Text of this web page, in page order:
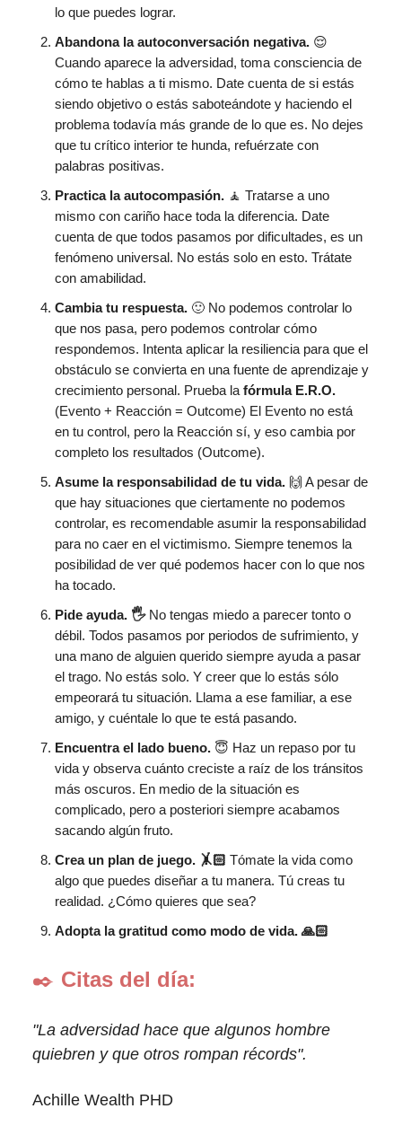
lo que puedes lograr.
Abandona la autoconversación negativa. 😌
Cuando aparece la adversidad, toma consciencia de
cómo te hablas a ti mismo. Date cuenta de si estás
siendo objetivo o estás saboteándote y haciendo el
problema todavía más grande de lo que es. No dejes
que tu crítico interior te hunda, refuérzate con
palabras positivas.
Practica la autocompasión. 🧘 Tratarse a uno
mismo con cariño hace toda la diferencia. Date
cuenta de que todos pasamos por dificultades, es un
fenómeno universal. No estás solo en esto. Trátate
con amabilidad.
Cambia tu respuesta. 🙂 No podemos controlar lo
que nos pasa, pero podemos controlar cómo
respondemos. Intenta aplicar la resiliencia para que el
obstáculo se convierta en una fuente de aprendizaje y
crecimiento personal. Prueba la fórmula E.R.O.
(Evento + Reacción = Outcome) El Evento no está
en tu control, pero la Reacción sí, y eso cambia por
completo los resultados (Outcome).
Asume la responsabilidad de tu vida. 🙌 A pesar de
que hay situaciones que ciertamente no podemos
controlar, es recomendable asumir la responsabilidad
para no caer en el victimismo. Siempre tenemos la
posibilidad de ver qué podemos hacer con lo que nos
ha tocado.
Pide ayuda. 🖐️No tengas miedo a parecer tonto o
débil. Todos pasamos por periodos de sufrimiento, y
una mano de alguien querido siempre ayuda a pasar
el trago. No estás solo. Y creer que lo estás sólo
empeorará tu situación. Llama a ese familiar, a ese
amigo, y cuéntale lo que te está pasando.
Encuentra el lado bueno. 😇 Haz un repaso por tu
vida y observa cuánto creciste a raíz de los tránsitos
más oscuros. En medio de la situación es
complicado, pero a posteriori siempre acabamos
sacando algún fruto.
Crea un plan de juego. 🤸🏻 Tómate la vida como
algo que puedes diseñar a tu manera. Tú creas tu
realidad. ¿Cómo quieres que sea?
Adopta la gratitud como modo de vida. 🙏🏻
✒️ Citas del día:
"La adversidad hace que algunos hombre
quiebren y que otros rompan récords".
Achille Wealth PHD